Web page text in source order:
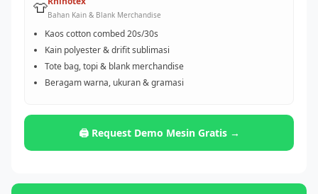
👕Bahan Kain & Blank Merchandise
Kaos cotton combed 20s/30s
Kain polyester & drifit sublimasi
Tote bag, topi & blank merchandise
Beragam warna, ukuran & gramasi
🖨️ Request Demo Mesin Gratis →